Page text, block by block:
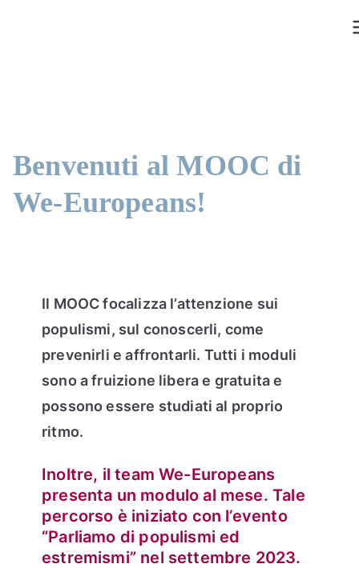
Benvenuti al MOOC di
We-Europeans!
Il MOOC focalizza l’attenzione sui
populismi, sul conoscerli, come
prevenirli e affrontarli. Tutti i moduli
sono a fruizione libera e gratuita e
possono essere studiati al proprio
ritmo.
Inoltre, il team We-Europeans
presenta un modulo al mese. Tale
percorso è iniziato con l’evento
“Parliamo di populismi ed
estremismi” nel settembre 2023.